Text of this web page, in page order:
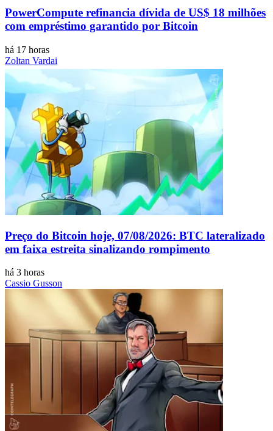
PowerCompute refinancia dívida de US$ 18 milhões
com empréstimo garantido por Bitcoin
há 17 horas
Zoltan Vardai
Preço do Bitcoin hoje, 07/08/2026: BTC lateralizado
em faixa estreita sinalizando rompimento
há 3 horas
Cassio Gusson